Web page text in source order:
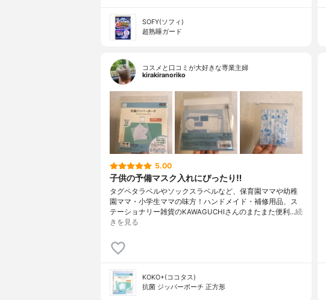
SOFY(ソフィ)
超熟睡ガード
コスメと口コミが大好きな専業主婦
kirakiranoriko
5.00
子供の予備マスク入れにぴったり‼
タグペタラベルやソックスラベルなど、保育園ママや幼稚
園ママ・小学生ママの味方！ハンドメイド・補修用品、ス
テーショナリー雑貨のKAWAGUCHIさんのまたまた便利…続
きを見る
KOKO+(ココタス)
抗菌 ジッパーポーチ 正方形